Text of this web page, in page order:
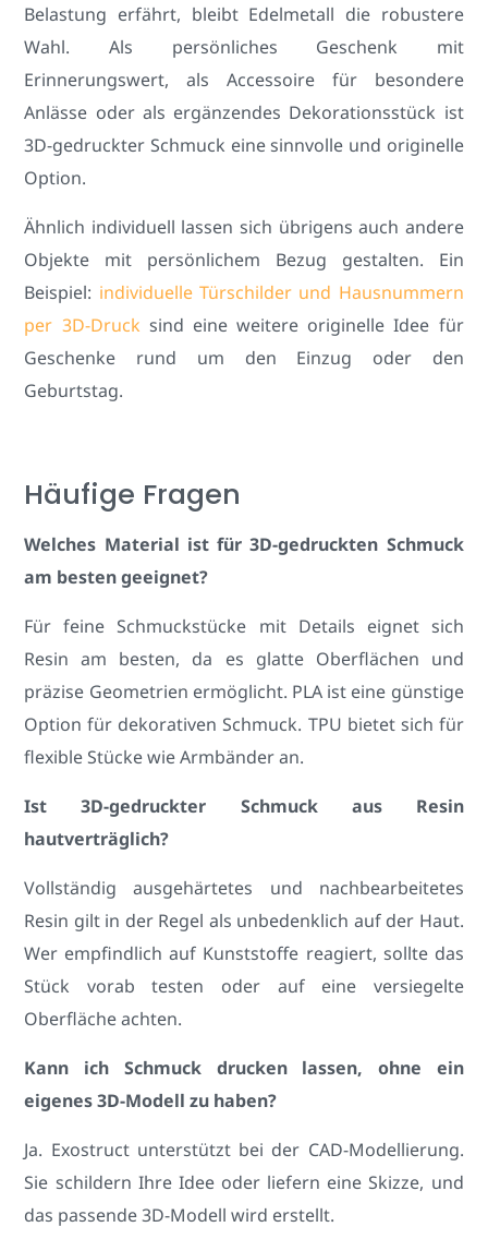
Belastung erfährt, bleibt Edelmetall die robustere
Wahl. Als persönliches Geschenk mit
Erinnerungswert, als Accessoire für besondere
Anlässe oder als ergänzendes Dekorationsstück ist
3D-gedruckter Schmuck eine sinnvolle und originelle
Option.
Ähnlich individuell lassen sich übrigens auch andere
Objekte mit persönlichem Bezug gestalten. Ein
Beispiel: individuelle Türschilder und Hausnummern
per 3D-Druck sind eine weitere originelle Idee für
Geschenke rund um den Einzug oder den
Geburtstag.
Häufige Fragen
Welches Material ist für 3D-gedruckten Schmuck
am besten geeignet?
Für feine Schmuckstücke mit Details eignet sich
Resin am besten, da es glatte Oberflächen und
präzise Geometrien ermöglicht. PLA ist eine günstige
Option für dekorativen Schmuck. TPU bietet sich für
flexible Stücke wie Armbänder an.
Ist 3D-gedruckter Schmuck aus Resin
hautverträglich?
Vollständig ausgehärtetes und nachbearbeitetes
Resin gilt in der Regel als unbedenklich auf der Haut.
Wer empfindlich auf Kunststoffe reagiert, sollte das
Stück vorab testen oder auf eine versiegelte
Oberfläche achten.
Kann ich Schmuck drucken lassen, ohne ein
eigenes 3D-Modell zu haben?
Ja. Exostruct unterstützt bei der CAD-Modellierung.
Sie schildern Ihre Idee oder liefern eine Skizze, und
das passende 3D-Modell wird erstellt.